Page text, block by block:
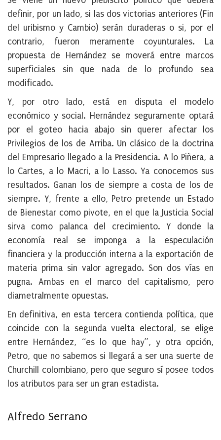
definir, por un lado, si las dos victorias anteriores (Fin
del uribismo y Cambio) serán duraderas o si, por el
contrario, fueron meramente coyunturales. La
propuesta de Hernández se moverá entre marcos
superficiales sin que nada de lo profundo sea
modificado.
Y, por otro lado, está en disputa el modelo
económico y social. Hernández seguramente optará
por el goteo hacia abajo sin querer afectar los
Privilegios de los de Arriba. Un clásico de la doctrina
del Empresario llegado a la Presidencia. A lo Piñera, a
lo Cartes, a lo Macri, a lo Lasso. Ya conocemos sus
resultados. Ganan los de siempre a costa de los de
siempre. Y, frente a ello, Petro pretende un Estado
de Bienestar como pivote, en el que la Justicia Social
sirva como palanca del crecimiento. Y donde la
economía real se imponga a la especulación
financiera y la producción interna a la exportación de
materia prima sin valor agregado. Son dos vías en
pugna. Ambas en el marco del capitalismo, pero
diametralmente opuestas.
En definitiva, en esta tercera contienda política, que
coincide con la segunda vuelta electoral, se elige
entre Hernández, “es lo que hay”, y otra opción,
Petro, que no sabemos si llegará a ser una suerte de
Churchill colombiano, pero que seguro sí posee todos
los atributos para ser un gran estadista.
Alfredo Serrano